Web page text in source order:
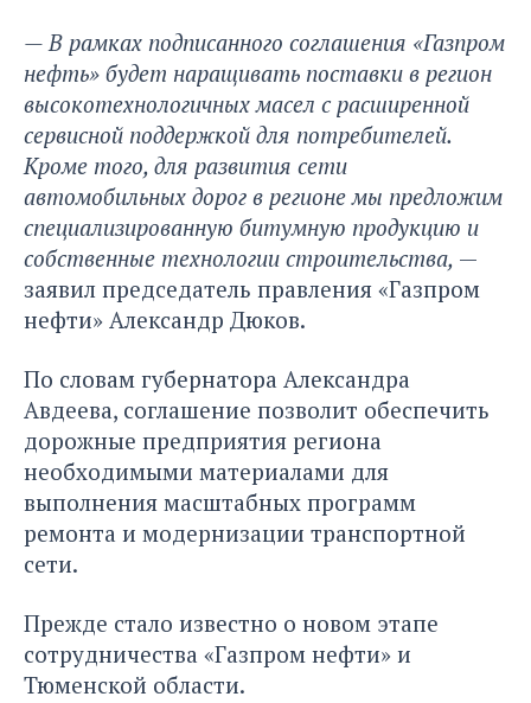
— В рамках подписанного соглашения «Газпром
нефть» будет наращивать поставки в регион
высокотехнологичных масел с расширенной
сервисной поддержкой для потребителей.
Кроме того, для развития сети
автомобильных дорог в регионе мы предложим
специализированную битумную продукцию и
собственные технологии строительства, —
заявил председатель правления «Газпром
нефти» Александр Дюков.
По словам губернатора Александра
Авдеева, соглашение позволит обеспечить
дорожные предприятия региона
необходимыми материалами для
выполнения масштабных программ
ремонта и модернизации транспортной
сети.
Прежде стало известно о новом этапе
сотрудничества «Газпром нефти» и
Тюменской области.